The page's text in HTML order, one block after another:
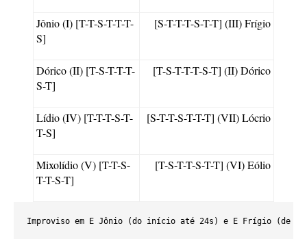
Jônio (I) [T-T-S-T-T-T-
S]
[S-T-T-T-S-T-T] (III) Frígio
Dórico (II) [T-S-T-T-T-
S-T]
[T-S-T-T-T-S-T] (II) Dórico
Lídio (IV) [T-T-T-S-T-
T-S]
[S-T-T-S-T-T-T] (VII) Lócrio
Mixolídio (V) [T-T-S-
T-T-S-T]
[T-S-T-T-S-T-T] (VI) Eólio
Improviso em E Jônio (do início até 24s) e E Frígio (de